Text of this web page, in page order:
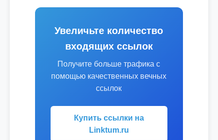
Увеличьте количество
входящих ссылок
Получите больше трафика с
помощью качественных вечных
ссылок
Купить ссылки на
Linktum.ru